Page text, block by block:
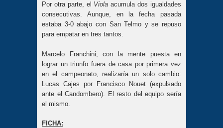
Por otra parte, el Violaacumula dos igualdades
consecutivas. Aunque, en la fecha pasada
estaba 3-0 abajo con San Telmo y se repuso
para empatar en tres tantos.
Marcelo Franchini, con la mente puesta en
lograr un triunfo fuera de casa por primera vez
en el campeonato, realizaría un solo cambio:
Lucas Cajes por Francisco Nouet (expulsado
ante el Candombero). El resto del equipo sería
el mismo.
FICHA: